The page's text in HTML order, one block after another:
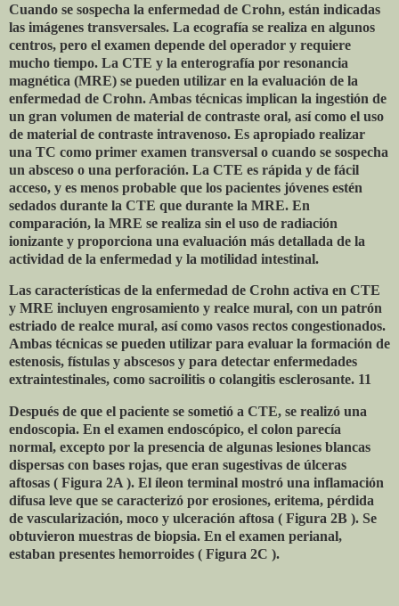
Cuando se sospecha la enfermedad de Crohn, están indicadas
las imágenes transversales. La ecografía se realiza en algunos
centros, pero el examen depende del operador y requiere
mucho tiempo. La CTE y la enterografía por resonancia
magnética (MRE) se pueden utilizar en la evaluación de la
enfermedad de Crohn. Ambas técnicas implican la ingestión de
un gran volumen de material de contraste oral, así como el uso
de material de contraste intravenoso. Es apropiado realizar
una TC como primer examen transversal o cuando se sospecha
un absceso o una perforación. La CTE es rápida y de fácil
acceso, y es menos probable que los pacientes jóvenes estén
sedados durante la CTE que durante la MRE. En
comparación, la MRE se realiza sin el uso de radiación
ionizante y proporciona una evaluación más detallada de la
actividad de la enfermedad y la motilidad intestinal.
Las características de la enfermedad de Crohn activa en CTE
y MRE incluyen engrosamiento y realce mural, con un patrón
estriado de realce mural, así como vasos rectos congestionados.
Ambas técnicas se pueden utilizar para evaluar la formación de
estenosis, fístulas y abscesos y para detectar enfermedades
extraintestinales, como sacroilitis o colangitis esclerosante. 11
Después de que el paciente se sometió a CTE, se realizó una
endoscopia. En el examen endoscópico, el colon parecía
normal, excepto por la presencia de algunas lesiones blancas
dispersas con bases rojas, que eran sugestivas de úlceras
aftosas ( Figura 2A ). El íleon terminal mostró una inflamación
difusa leve que se caracterizó por erosiones, eritema, pérdida
de vascularización, moco y ulceración aftosa ( Figura 2B ). Se
obtuvieron muestras de biopsia. En el examen perianal,
estaban presentes hemorroides ( Figura 2C ).